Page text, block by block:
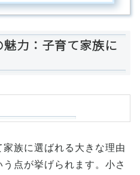
力：子育て家族に
家族に選ばれる大きな理由
点が挙げられます。小さ